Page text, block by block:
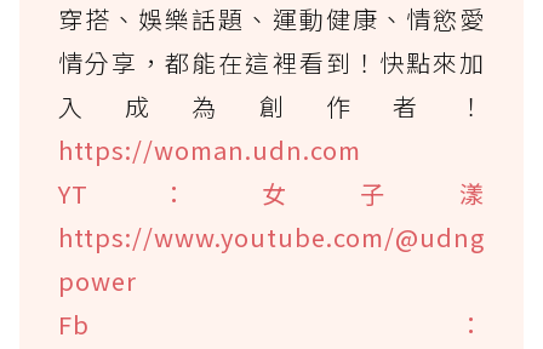
穿搭、娛樂話題、運動健康、情慾愛
情分享，都能在這裡看到！快點來加
入成為創作者！
https://woman.udn.com
YT：女子漾
https://www.youtube.com/@udng
power
Fb：